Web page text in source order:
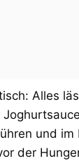
Alles
und im
der